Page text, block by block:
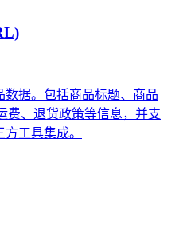
数据。包括商品标题、商品
费、退货政策等信息，并支
工具集成。